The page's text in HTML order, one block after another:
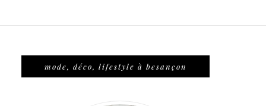
mode, déco, lifestyle à besançon